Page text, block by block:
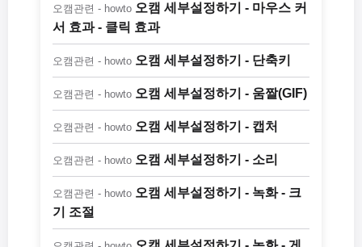
오캠관련 - howto 오캠 세부설정하기 - 마우스 커
서 효과 - 클릭 효과
오캠관련 - howto 오캠 세부설정하기 - 단축키
오캠관련 - howto 오캠 세부설정하기 - 움짤(GIF)
오캠관련 - howto 오캠 세부설정하기 - 캡처
오캠관련 - howto 오캠 세부설정하기 - 소리
오캠관련 - howto 오캠 세부설정하기 - 녹화 - 크
기 조절